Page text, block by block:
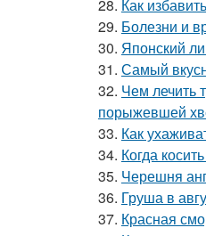
28. Как
29. Болезни и
30. Японский
31. Самый
32. Чем лечить
порыжевшей
33. Как
34. Когда
35. Черешня
36. Груша в
37. Красная